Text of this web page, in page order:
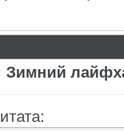
Зимний